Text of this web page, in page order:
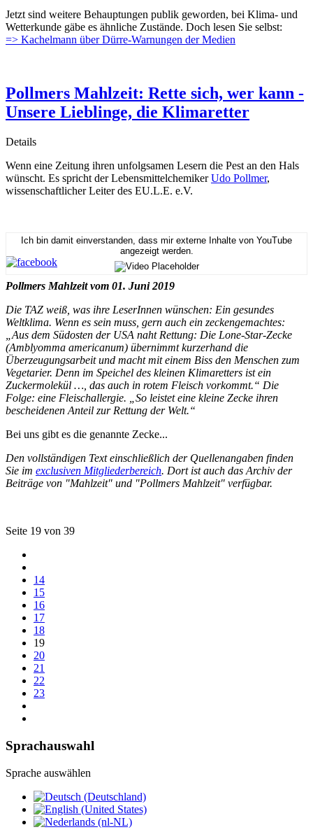
Jetzt sind weitere Behauptungen publik geworden, bei Klima- und
Wetterkunde gäbe es ähnliche Zustände. Doch lesen Sie selbst:
=> Kachelmann über Dürre-Warnungen der Medien
Pollmers Mahlzeit: Rette sich, wer kann -
Unsere Lieblinge, die Klimaretter
Details
Wenn eine Zeitung ihren unfolgsamen Lesern die Pest an den Hals
wünscht. Es spricht der LebensmittelchemikerUdo Pollmer,
wissenschaftlicher Leiter des EU.L.E. e.V.
Ich bin damit einverstanden, dass mir externe Inhalte von YouTube
angezeigt werden.
Pollmers Mahlzeit vom 01. Juni 2019
Die TAZ weiß, was ihre LeserInnen wünschen: Ein gesundes
Weltklima. Wenn es sein muss, gern auch ein zeckengemachtes:
„Aus dem Südosten der USA naht Rettung: Die Lone-Star-Zecke
(Amblyomma americanum) übernimmt kurzerhand die
Überzeugungsarbeit und macht mit einem Biss den Menschen zum
Vegetarier. Denn im Speichel des kleinen Klimaretters ist ein
Zuckermolekül …, das auch in rotem Fleisch vorkommt.“ Die
Folge: eine Fleischallergie. „So leistet eine kleine Zecke ihren
bescheidenen Anteil zur Rettung der Welt.“
Bei uns gibt es die genannte Zecke...
Den vollständigen Text einschließlich der Quellenangaben finden
Sie im exclusiven Mitgliederbereich. Dort ist auch das Archiv der
Beiträge von "Mahlzeit" und "Pollmers Mahlzeit" verfügbar.
Seite 19 von 39
14
15
16
17
18
19
20
21
22
23
Sprachauswahl
Sprache auswählen